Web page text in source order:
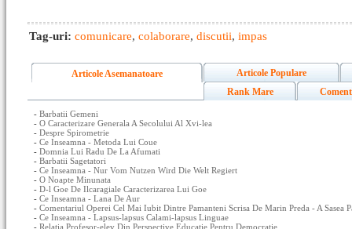
Tag-uri: comunicare, colaborare, discutii, impas
Articole Asemanatoare
Articole Populare
Rank Mare
- Barbatii Gemeni
- O Caracterizare Generala A Secolului Al Xvi-lea
- Despre Spirometrie
- Ce Inseamna - Metoda Lui Coue
- Domnia Lui Radu De La Afumati
- Barbatii Sagetatori
- Ce Inseamna - Nur Vom Nutzen Wird Die Welt Regiert
- O Noapte Minunata
- D-l Goe De Ilcaragiale Caracterizarea Lui Goe
- Ce Inseamna - Lana De Aur
- Comentariul Operei Cel Mai Iubit Dintre Pamanteni Scrisa De Marin Preda - A Sasea
- Ce Inseamna - Lapsus-lapsus Calami-lapsus Linguae
- Relatia Profesor-elev Din Perspective Educatie Pentru Democratie